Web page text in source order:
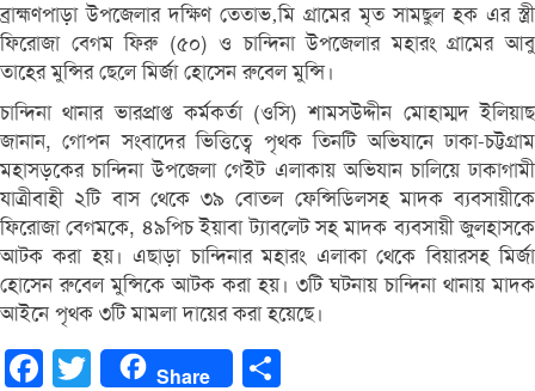
ব্রাহ্মণপাড়া উপজেলার দক্ষিণ তেতাভ‚মি গ্রামের মৃত সামছুল হক এর স্ত্রী
ফিরোজা বেগম ফিরু (৫০) ও চান্দিনা উপজেলার মহারং গ্রামের আবু
তাহের মুন্সির ছেলে মির্জা হোসেন রুবেল মুন্সি।
চান্দিনা থানার ভারপ্রাপ্ত কর্মকর্তা (ওসি) শামসউদ্দীন মোহাম্মদ ইলিয়াছ
জানান, গোপন সংবাদের ভিত্তিত্বে পৃথক তিনটি অভিযানে ঢাকা-চট্টগ্রাম
মহাসড়কের চান্দিনা উপজেলা গেইট এলাকায় অভিযান চালিয়ে ঢাকাগামী
যাত্রীবাহী ২টি বাস থেকে ৩৯ বোতল ফেন্সিডিলসহ মাদক ব্যবসায়ীকে
ফিরোজা বেগমকে, ৪৯পিচ ইয়াবা ট্যাবলেট সহ মাদক ব্যবসায়ী জুলহাসকে
আটক করা হয়। এছাড়া চান্দিনার মহারং এলাকা থেকে বিয়ারসহ মির্জা
হোসেন রুবেল মুন্সিকে আটক করা হয়। ৩টি ঘটনায় চান্দিনা থানায় মাদক
আইনে পৃথক ৩টি মামলা দায়ের করা হয়েছে।
FacebookTwitter Share